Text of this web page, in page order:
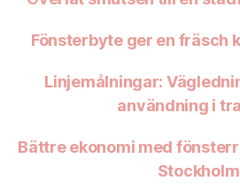
Fönsterbyte ger en fräsch
Linjemålningar:
användning i
Bättre ekonomi med
Stockholm